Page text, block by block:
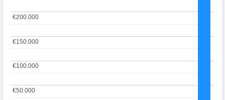
€50.000
€50.000
€100.000
€100.000
€150.000
€150.000
€200.000
€200.000